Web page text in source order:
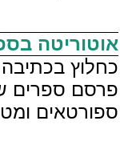
אוטוריטה
כחלוץ
פרסם ספרים
ספורטאים